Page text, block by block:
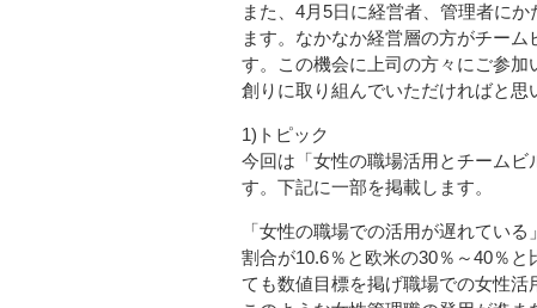
また、4月5日に経営者、管理者に
ます。なかなか経営層の方がチー
す。この機会に上司の方々にご参
創りに取り組んでいただければと思
1)トピック
今回は「女性の職場活用とチーム
す。下記に一部を掲載します。
「女性の職場での活用が遅れてい
割合が10.6％と欧米の30％～40％
ても数値目標を掲げ職場での女性活